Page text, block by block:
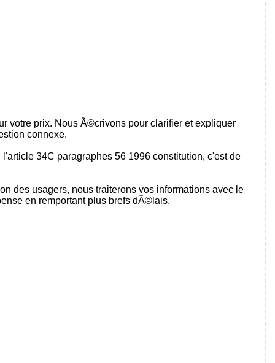
votre prix. Nous Ã©crivons pour clarifier et expliquer
connexe.
34C paragraphes 56 1996 constitution, c'est de
des usagers, nous traiterons vos informations avec le
en remportant plus brefs dÃ©lais.